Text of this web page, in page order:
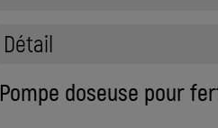
Détail
Pompe doseuse pour